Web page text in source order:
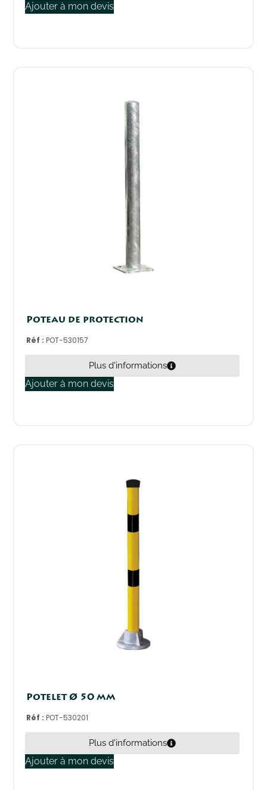
Ajouter à mon devis
Poteau de protection
Réf :POT-530157
Plus d'informations
Ajouter à mon devis
Potelet Ø 50 mm
Réf :POT-530201
Plus d'informations
Ajouter à mon devis